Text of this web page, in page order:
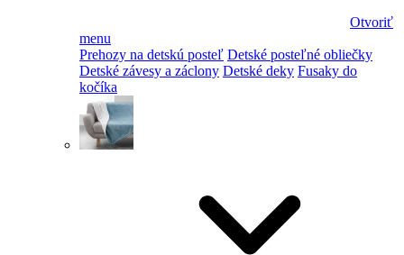
Otvoriť
menu
Prehozy na detskú posteľ Detské posteľné obliečky
Detské závesy a záclony Detské deky Fusaky do
kočíka